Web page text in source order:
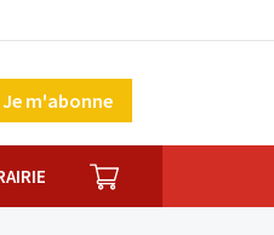
Je m'abonne
PANIER